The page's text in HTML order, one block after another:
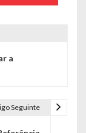
a
Seguinte